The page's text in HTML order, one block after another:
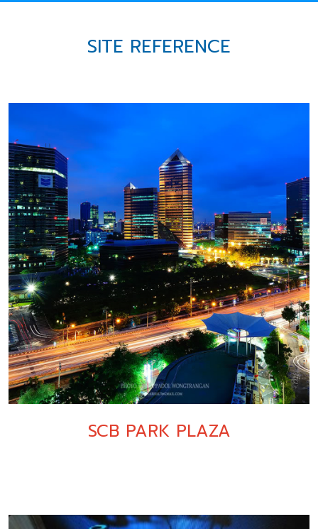
SITE REFERENCE
SCB PARK PLAZA